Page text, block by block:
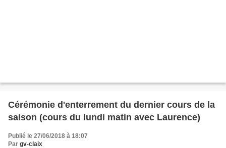
Cérémonie d'enterrement du dernier cours de la
saison (cours du lundi matin avec Laurence)
Publié le 27/06/2018 à 18:07
Par gv-claix